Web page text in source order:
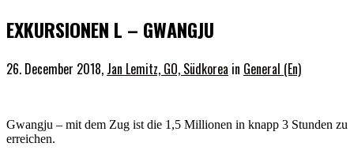
EXKURSIONEN L – GWANGJU
26. December 2018, Jan Lemitz, GO, Südkorea in General (En)
Gwangju – mit dem Zug ist die 1,5 Millionen in knapp 3 Stunden zu
erreichen.